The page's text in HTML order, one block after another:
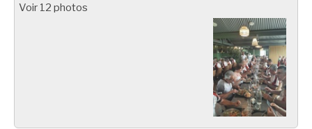
Voir 12 photos